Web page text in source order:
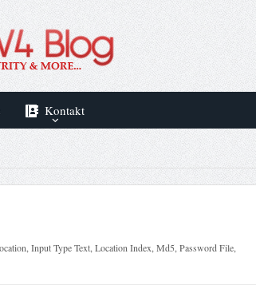
Kontakt
,Input Type Text,Location Index,Md5,Password File,